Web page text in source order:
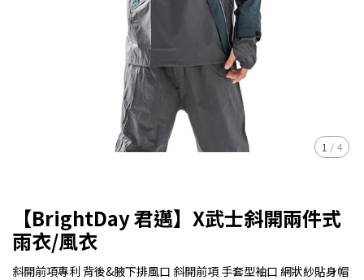
1 / 4
【BrightDay 君邁】X武士斜開兩件式
雨衣/風衣
斜開前項專利 背後&腋下排風口 斜開前項 手套型袖口 網狀紗貼身帽